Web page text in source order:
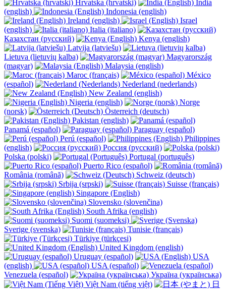
Hrvatska (hrvatski)
India
(english)
Indonesia (english)
Ireland (english)
Israel
(english)
Italia (italiano)
Казахстан (русский)
Kenya (english)
Latvija (latviešu)
Lietuva (lietuvių kalba)
Magyarország
(magyar)
Malaysia (english)
Maroc (français)
México
(español)
Nederland (nederlands)
New Zealand (english)
Nigeria (english)
Norge
(norsk)
Österreich (deutsch)
Pakistan (english)
Panamá (español)
Paraguay (español)
Perú (español)
Philippines
(english)
Россия (русский)
Polska (polski)
Portugal (português)
Puerto Rico (español)
România (română)
Schweiz (deutsch)
Srbija (srpski)
Suisse (français)
Singapore (English)
Slovensko (slovenčina)
South Afrika (english)
Suomi (suomeksi)
Sverige (svenska)
Tunisie (français)
Türkiye (türkçesi)
United Kingdom (english)
Uruguay (español)
USA
(english)
USA (español)
Venezuela (español)
Україна (українська)
Việt Nam (tiếng việt)
日